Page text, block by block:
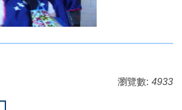
瀏覽數: 4933